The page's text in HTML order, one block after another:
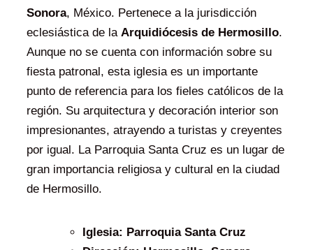
Sonora, México. Pertenece a la jurisdicción
eclesiástica de la Arquidiócesis de Hermosillo.
Aunque no se cuenta con información sobre su
fiesta patronal, esta iglesia es un importante
punto de referencia para los fieles católicos de la
región. Su arquitectura y decoración interior son
impresionantes, atrayendo a turistas y creyentes
por igual. La Parroquia Santa Cruz es un lugar de
gran importancia religiosa y cultural en la ciudad
de Hermosillo.
Iglesia: Parroquia Santa Cruz